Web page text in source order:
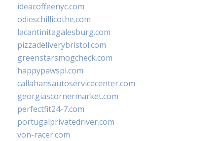
ideacoffeenyc.com
odieschillicothe.com
lacantinitagalesburg.com
pizzadeliverybristol.com
greenstarsmogcheck.com
happypawspl.com
callahansautoservicecenter.com
georgiascornermarket.com
perfectfit24-7.com
portugalprivatedriver.com
von-racer.com